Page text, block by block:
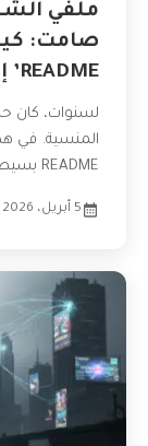
ملفي
README’ إلى مغناطيس للفرص؟
المنسية. في
README بسيط ملفي الشخصي إلى بطاقة تعريف احترافية...
5 أبريل، 2026